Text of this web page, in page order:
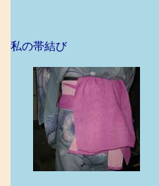
私の帯結び